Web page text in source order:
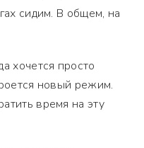
сидим. В общем, на
хочется просто
новый режим.
время на эту